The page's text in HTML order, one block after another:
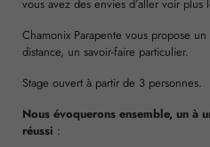
vous avez des envies d’aller voir plus
Chamonix Parapente vous propose
distance, un savoir-faire particulier.
Stage ouvert à partir de 3 personnes.
Nous évoquerons ensemble, un à
réussi :